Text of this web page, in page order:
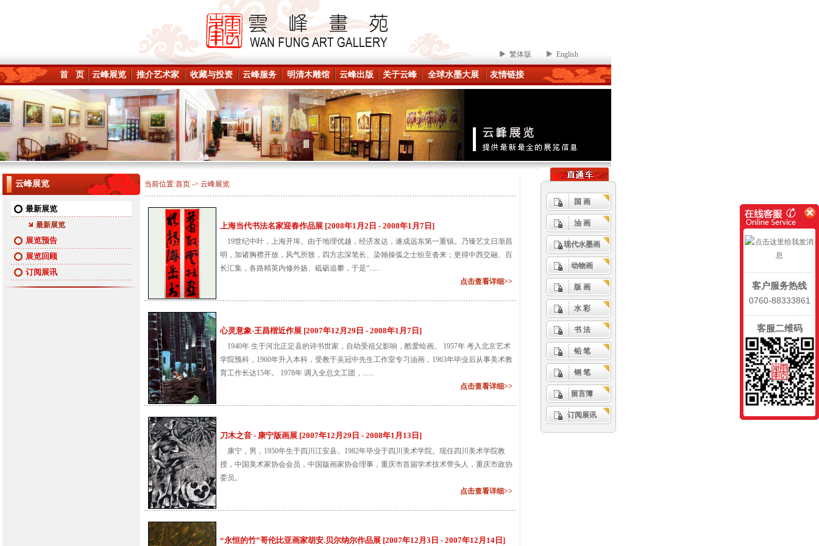
繁体版 English
首 页 云峰展览 推介艺术家 收藏与投资 云峰服务 明清木雕馆 云峰出版 关于云峰 全球水墨大展 友情链接
云峰展览
最新展览
最新展览
展览预告
展览回顾
订阅展讯
当前位置:首页-> 云峰展览
上海当代书法名家迎春作品展 [2008年1月2日 - 2008年1月7日]
19世纪中叶，上海开埠。由于地理优越，经济发达，遂成远东第一重镇。乃臻艺文日渐昌
明，加诸胸襟开放，风气所致，四方志深笔长、染翰操弧之士纷至沓来；更得中西交融、百
长汇集，各路精英内修外扬、砥砺追攀，于是“......
点击查看详细>>
心灵意象-王昌楷近作展 [2007年12月29日 - 2008年1月7日]
1940年 生于河北正定县的诗书世家，自幼受祖父影响，酷爱绘画。 1957年 考入北京艺术
学院预科，1960年升入本科，受教于吴冠中先生工作室专习油画，1963年毕业后从事美术教
育工作长达15年。 1978年 调入全总文工团，......
点击查看详细>>
刀木之音 - 康宁版画展 [2007年12月29日 - 2008年1月13日]
康宁，男，1950年生于四川江安县。1982年毕业于四川美术学院。现任四川美术学院教
授，中国美术家协会会员，中国版画家协会理事，重庆市首届学术技术带头人，重庆市政协
委员。
点击查看详细>>
“永恒的竹”哥伦比亚画家胡安.贝尔纳尔作品展 [2007年12月3日 - 2007年12月14日]
国 画
油 画
现代水墨画
动物画
版 画
水 彩
书 法
铅 笔
钢 笔
留言簿
订阅展讯
客户服务热线
0760-88333861
客服二维码